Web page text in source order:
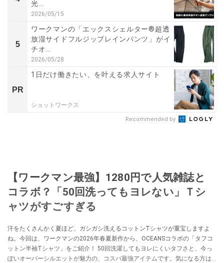
光...
2026/05/15
5
ワークマンの「エックスシェルター®超透
放湿サイドフルジップレインパンツ」がイ
チオ...
2026/05/28
PR
1日だけ働きたい、を叶える求人サイト
ショットワークス
Recommended by
【ワークマン最強】1280円で人気雑誌と
コラボ？「50回洗ってもヨレない」Ｔシ
ャツがすごすぎる
汗をたくさんかく夏ほど、ガシガシ洗えるコットンTシャツが重宝しますよ
ね。今回は、ワークマンの2026年春夏新作から、OCEANSコラボの「タフコ
ットン半袖Tシャツ」をご紹介！ 50回洗濯してもヨレにくいタフさと、今っ
ぽいオーバーシルエットが魅力の、コスパ最強アイテムです。気になる方は